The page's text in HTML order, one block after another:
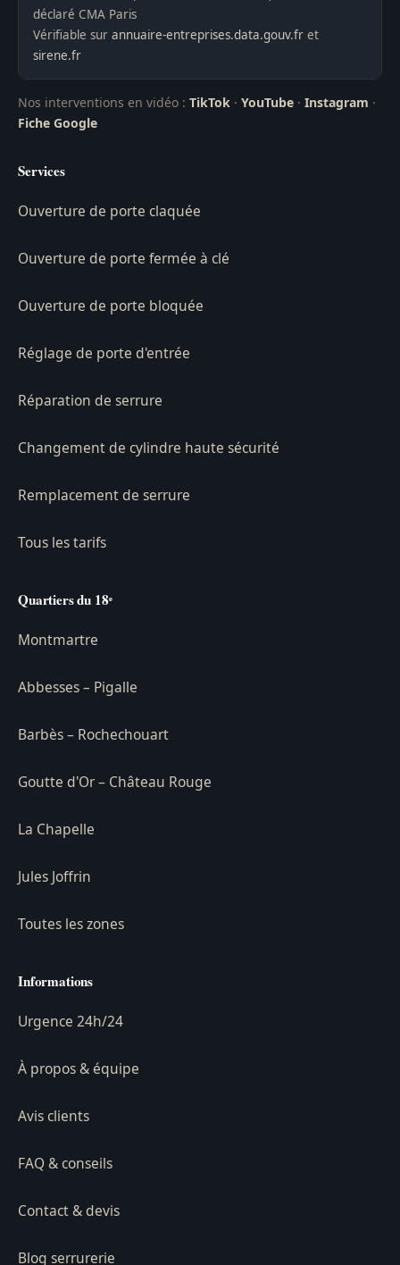
déclaré CMA Paris
Vérifiable sur annuaire-entreprises.data.gouv.fr et
sirene.fr
Nos interventions en vidéo : TikTok · YouTube · Instagram ·
Fiche Google
Services
Ouverture de porte claquée
Ouverture de porte fermée à clé
Ouverture de porte bloquée
Réglage de porte d'entrée
Réparation de serrure
Changement de cylindre haute sécurité
Remplacement de serrure
Tous les tarifs
Quartiers du 18ᵉ
Montmartre
Abbesses – Pigalle
Barbès – Rochechouart
Goutte d'Or – Château Rouge
La Chapelle
Jules Joffrin
Toutes les zones
Informations
Urgence 24h/24
À propos & équipe
Avis clients
FAQ & conseils
Contact & devis
Blog serrurerie